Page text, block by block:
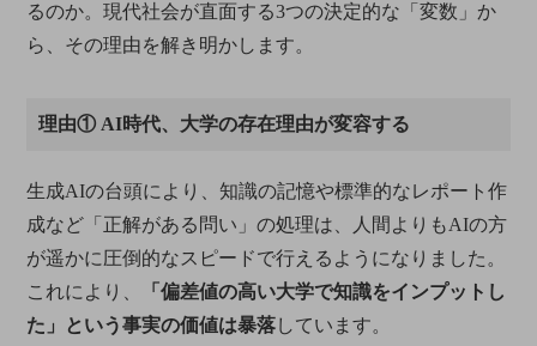
るのか。現代社会が直面する3つの決定的な「変数」か
ら、その理由を解き明かします。
理由① AI時代、大学の存在理由が変容する
生成AIの台頭により、知識の記憶や標準的なレポート作
成など「正解がある問い」の処理は、人間よりもAIの方
が遥かに圧倒的なスピードで行えるようになりました。
これにより、
「偏差値の高い大学で知識をインプットし
た」という事実の価値は暴落しています。